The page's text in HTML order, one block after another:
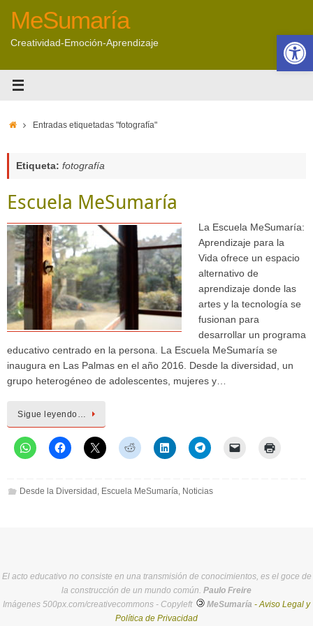
Abrir
contenido
MeSumaría
Creatividad-Emoción-Aprendizaje
InicioEntradas etiquetadas "fotografía"
Etiqueta: fotografía
Escuela MeSumaría
La Escuela MeSumaría:
Aprendizaje para la
Vida ofrece un espacio
alternativo de
aprendizaje donde las
artes y la tecnología se
fusionan para
desarrollar un programa
educativo centrado en la persona. La Escuela MeSumaría se
inaugura en Las Palmas en el año 2016. Desde la diversidad, un
grupo heterogéneo de adolescentes, mujeres y…
Sigue leyendo…
Desde la Diversidad Escuela MeSumaría Noticias
El acto educativo no consiste en una transmisión de conocimientos, es el goce de
la construcción de un mundo común. Paulo Freire
Imágenes 500px.com/creativecommons - Copyleft
MeSumaría - Aviso Legal y
Política de Privacidad